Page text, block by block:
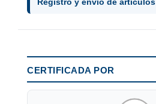
CERTIFICADA POR